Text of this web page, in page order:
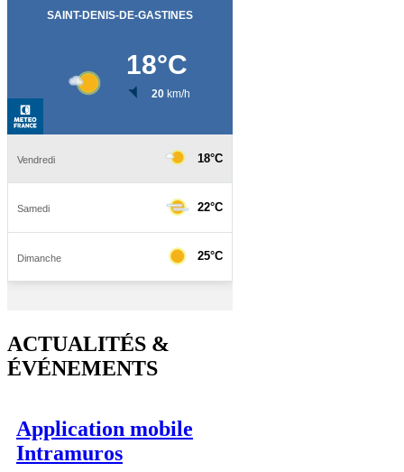
ACTUALITÉS &
ÉVÉNEMENTS
Application mobile
Intramuros